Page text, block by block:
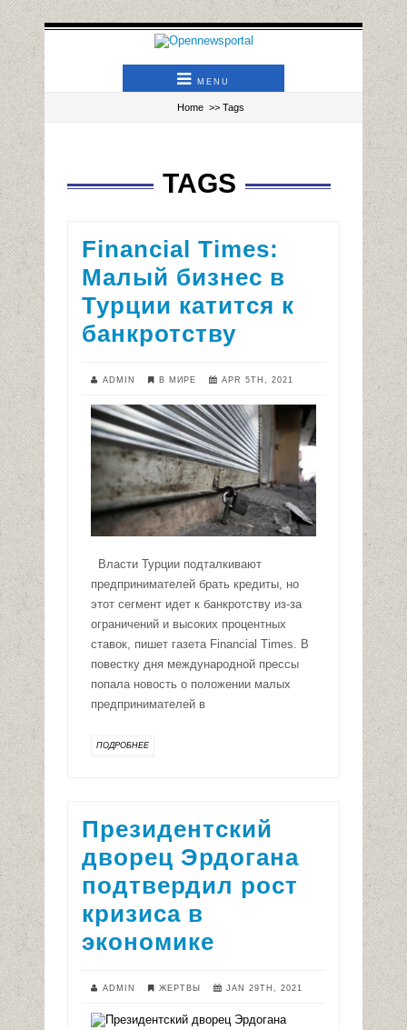
MENU
Home >> Tags
TAGS
Financial Times:
Малый бизнес в
Турции катится к
банкротству
ADMIN В МИРЕ APR 5TH, 2021
Власти Турции подталкивают
предпринимателей брать кредиты, но
этот сегмент идет к банкротству из-за
ограничений и высоких процентных
ставок, пишет газета Financial Times. В
повестку дня международной прессы
попала новость о положении малых
предпринимателей в
ПОДРОБНЕЕ
Президентский
дворец Эрдогана
подтвердил рост
кризиса в
экономике
ADMIN ЖЕРТВЫ JAN 29TH, 2021